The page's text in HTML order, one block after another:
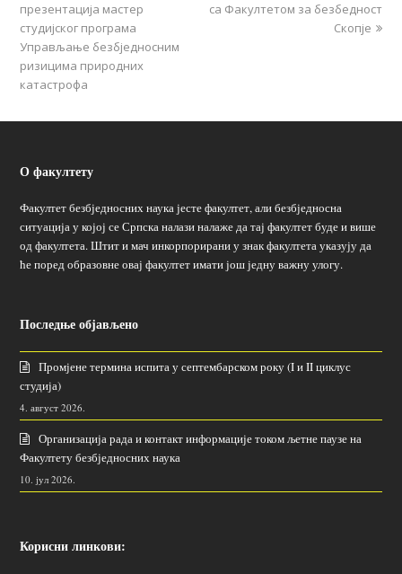
презентација мастер
студијског програма
Управљање безбједносним
ризицима природних
катастрофа
са Факултетом за безбедност
Скопје
О факултету
Факултет безбједносних наука јесте факултет, али безбједносна
ситуација у којој се Српска налази налаже да тај факултет буде и више
од факултета. Штит и мач инкорпорирани у знак факултета указују да
ће поред образовне овај факултет имати још једну важну улогу.
Последње објављено
Промјене термина испита у септембарском року (I и II циклус
студија)
4. август 2026.
Организација рада и контакт информације током љетне паузе на
Факултету безбједносних наука
10. јул 2026.
Корисни линкови: